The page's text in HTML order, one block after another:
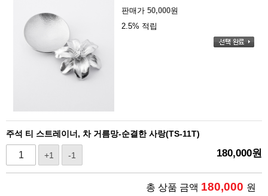
판매가 50,000원
2.5% 적립
주석 티 스트레이너, 차 거름망-순결한 사랑(TS-11T)
+1 -1 180,000원
총 상품 금액 180,000 원